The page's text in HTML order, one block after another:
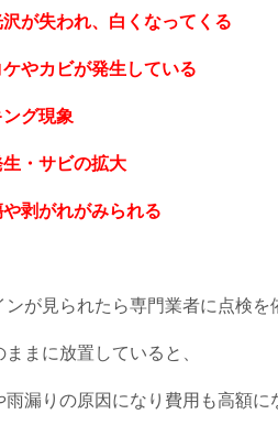
が失われ、白くなってくる
やカビが発生している
グ現象
・サビの拡大
剥がれがみられる
ンが見られたら専門業者に点検を
まに放置していると、
雨漏りの原因になり費用も高額に